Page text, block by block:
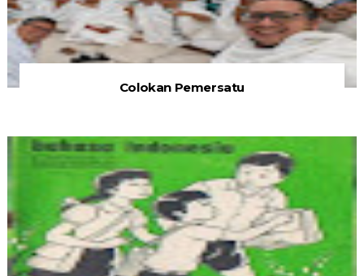
Colokan Pemersatu